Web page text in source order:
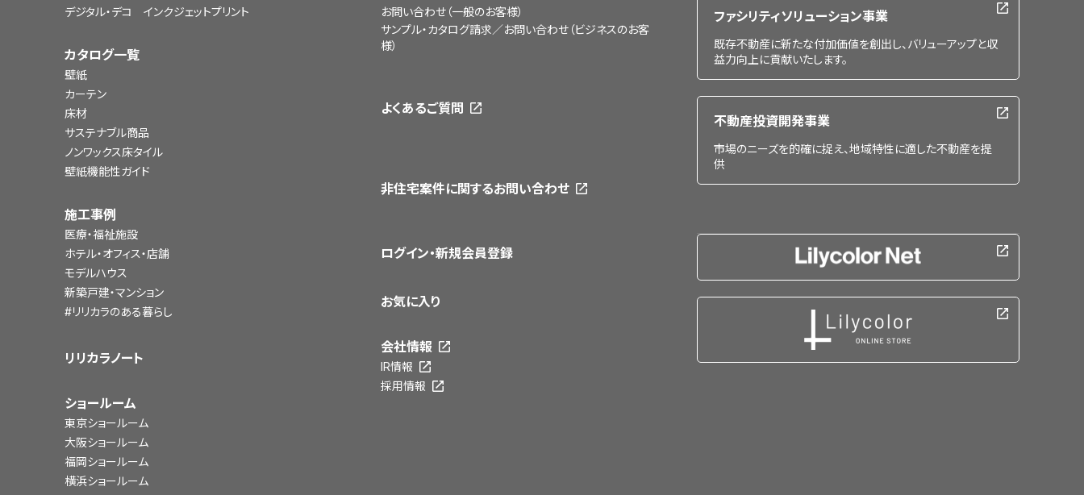
デジタル・デコ インクジェットプリント
カタログ一覧
壁紙
カーテン
床材
サステナブル商品
ノンワックス床タイル
壁紙機能性ガイド
施工事例
医療・福祉施設
ホテル・オフィス・店舗
モデルハウス
新築戸建・マンション
#リリカラのある暮らし
リリカラノート
ショールーム
東京ショールーム
大阪ショールーム
福岡ショールーム
横浜ショールーム
お問い合わせ（一般のお客様）
サンプル・カタログ請求／お問い合わせ（ビジネスのお客
様）
よくあるご質問
非住宅案件に関するお問い合わせ
ログイン・新規会員登録
お気に入り
会社情報
IR情報
採用情報
ファシリティソリューション事業
既存不動産に新たな付加価値を創出し、バリューアップと収
益力向上に貢献いたします。
不動産投資開発事業
市場のニーズを的確に捉え、地域特性に適した不動産を提
供